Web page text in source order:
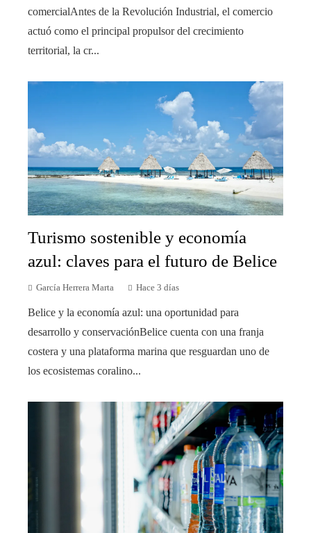
comercialAntes de la Revolución Industrial, el comercio
actuó como el principal propulsor del crecimiento
territorial, la cr...
Turismo sostenible y economía
azul: claves para el futuro de Belice
García Herrera Marta Hace 3 días
Belice y la economía azul: una oportunidad para
desarrollo y conservaciónBelice cuenta con una franja
costera y una plataforma marina que resguardan uno de
los ecosistemas coralino...